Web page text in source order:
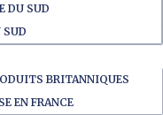
DU SUD
SUD
BRITANNIQUES
EN FRANCE